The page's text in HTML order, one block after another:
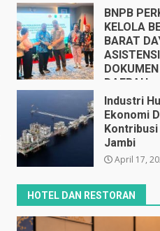
BNPB
KELOLA
BARAT
DAERAH
April 17,
Industri
Ekonomi
Jambi
April 17,
HOTEL DAN RESTORAN